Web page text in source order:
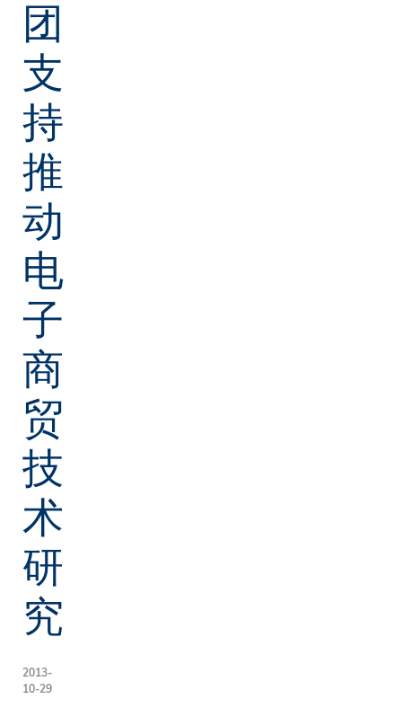
团
支
持
推
动
电
子
商
贸
技
术
研
究
2013-
10-29